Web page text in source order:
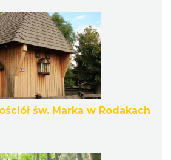
św. Marka w Rodakach